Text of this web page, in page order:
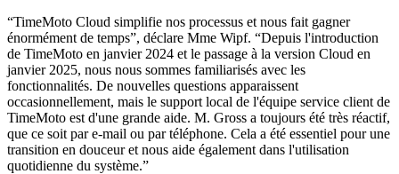
“TimeMoto Cloud simplifie nos processus et nous fait gagner
énormément de temps”, déclare Mme Wipf. “Depuis l'introduction
de TimeMoto en janvier 2024 et le passage à la version Cloud en
janvier 2025, nous nous sommes familiarisés avec les
fonctionnalités. De nouvelles questions apparaissent
occasionnellement, mais le support local de l'équipe service client de
TimeMoto est d'une grande aide. M. Gross a toujours été très réactif,
que ce soit par e-mail ou par téléphone. Cela a été essentiel pour une
transition en douceur et nous aide également dans l'utilisation
quotidienne du système.”